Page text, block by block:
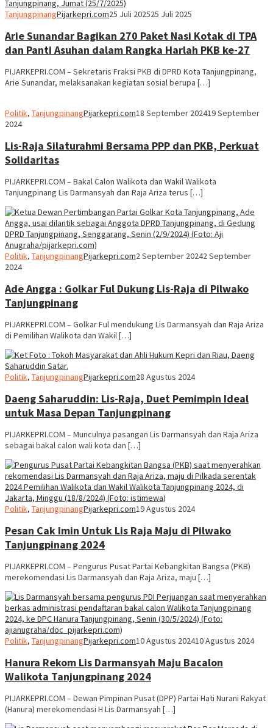
TanjungpinangPijarkepri.com25 Juli 202525 Juli 2025
Arie Sunandar Bagikan 270 Paket Nasi Kotak di TPA
dan Panti Asuhan dalam Rangka Harlah PKB ke-27
PIJARKEPRI.COM – Sekretaris Fraksi PKB di DPRD Kota Tanjungpinang,
Arie Sunandar, melaksanakan kegiatan sosial berupa […]
Politik, TanjungpinangPijarkepri.com18 September 202419 September
2024
Lis-Raja Silaturahmi Bersama PPP dan PKB, Perkuat
Solidaritas
PIJARKEPRI.COM – Bakal Calon Walikota dan Wakil Walikota
Tanjungpinang Lis Darmansyah dan Raja Ariza terus […]
Politik, TanjungpinangPijarkepri.com2 September 20242 September
2024
Ade Angga : Golkar Ful Dukung Lis-Raja di Pilwako
Tanjungpinang
PIJARKEPRI.COM – Golkar Ful mendukung Lis Darmansyah dan Raja Ariza
di Pemilihan Walikota dan Wakil […]
Politik, TanjungpinangPijarkepri.com28 Agustus 2024
Daeng Saharuddin: Lis-Raja, Duet Pemimpin Ideal
untuk Masa Depan Tanjungpinang
PIJARKEPRI.COM – Munculnya pasangan Lis Darmansyah dan Raja Ariza
sebagai bakal calon wali kota dan […]
Politik, TanjungpinangPijarkepri.com19 Agustus 2024
Pesan Cak Imin Untuk Lis Raja Maju di Pilwako
Tanjungpinang 2024
PIJARKEPRI.COM – Pengurus Pusat Partai Kebangkitan Bangsa (PKB)
merekomendasi Lis Darmansyah dan Raja Ariza, maju […]
Politik, TanjungpinangPijarkepri.com10 Agustus 202410 Agustus 2024
Hanura Rekom Lis Darmansyah Maju Bacalon
Walikota Tanjungpinang 2024
PIJARKEPRI.COM – Dewan Pimpinan Pusat (DPP) Partai Hati Nurani Rakyat
(Hanura) merekomendasi H Lis Darmansyah […]